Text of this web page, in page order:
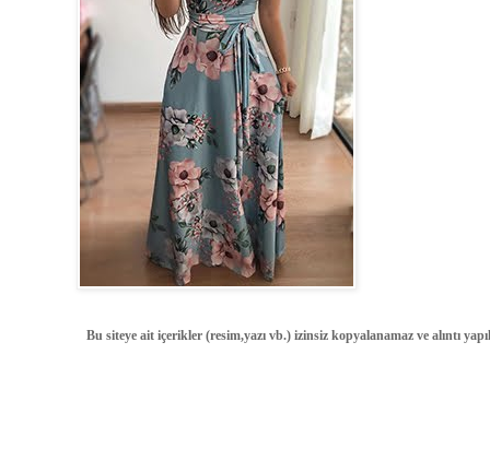
Bu siteye ait içerikler (resim,yazı vb.) izinsiz kopyalanamaz ve alıntı